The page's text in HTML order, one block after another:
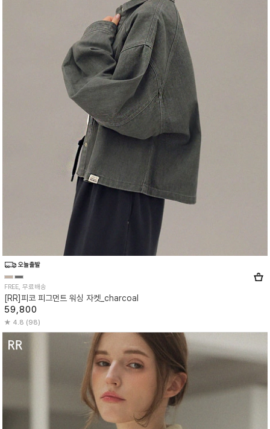
FREE, 무료배송
[RR]피코 피그먼트 워싱 자켓_charcoal
59,800
4.8 (98)